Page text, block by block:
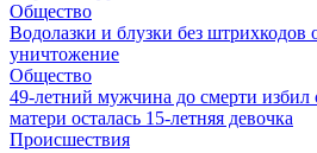
Общество
Водолазки и блузки без штрихкодов
уничтожение
Общество
49-летний мужчина до смерти избил
матери осталась 15-летняя девочка
Происшествия